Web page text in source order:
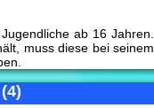
ab 16 Jahren.
muss diese bei seinem